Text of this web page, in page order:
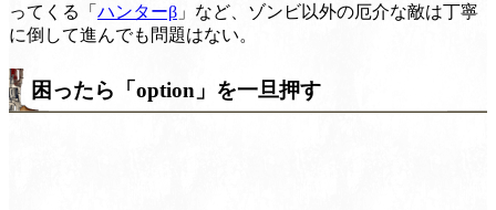
ってくる「 ハンターβ 」など、ゾンビ以外の厄介な敵は丁寧
に倒して進んでも問題はない。
困ったら「option」を一旦押す